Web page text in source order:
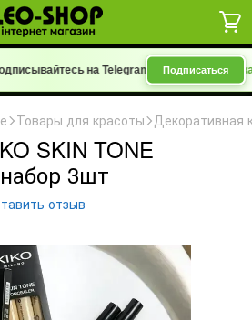
на Telegram-канал«Барахолка 7
Подписаться
Товары для красоты Декоративная
SKIN TONE
3шт
отзыв